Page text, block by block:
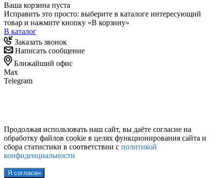
Ваша корзина пуста
Исправить это просто: выберите в каталоге интересующий
товар и нажмите кнопку «В корзину»
В каталог
Заказать звонок
Написать сообщение
Ближайший офис
Max
Telegram
Продолжая использовать наш сайт, вы даёте согласие на
обработку файлов cookie в целях функционирования сайта и
сбора статистики в соответствии с политикой
конфиденциальности
Я согласен